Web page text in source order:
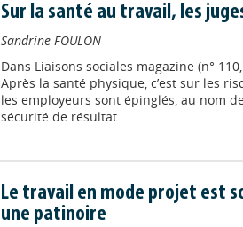
Sur la santé au travail, les
Sandrine FOULON
Dans Liaisons sociales magazine (n°
Après la santé physique, c’est sur les
les employeurs sont épinglés, au nom
sécurité de résultat.
Le travail en mode projet est
une patinoire